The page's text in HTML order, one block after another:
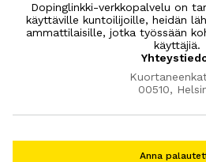
Dopinglinkki-verkkopalvelu on
käyttäville kuntoilijoille, heidän
ammattilaisille, jotka työssään
käyttäjiä.
00510,
Anna